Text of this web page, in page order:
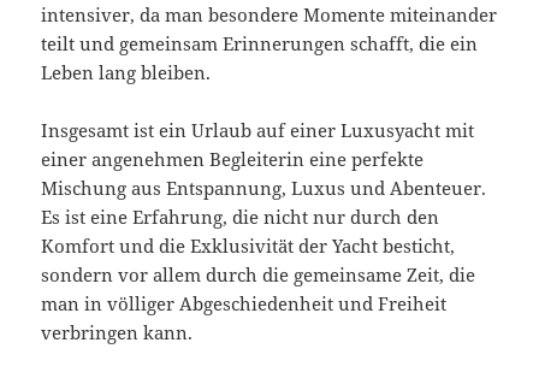
intensiver, da man besondere Momente miteinander
teilt und gemeinsam Erinnerungen schafft, die ein
Leben lang bleiben.
Insgesamt ist ein Urlaub auf einer Luxusyacht mit
einer angenehmen Begleiterin eine perfekte
Mischung aus Entspannung, Luxus und Abenteuer.
Es ist eine Erfahrung, die nicht nur durch den
Komfort und die Exklusivität der Yacht besticht,
sondern vor allem durch die gemeinsame Zeit, die
man in völliger Abgeschiedenheit und Freiheit
verbringen kann.